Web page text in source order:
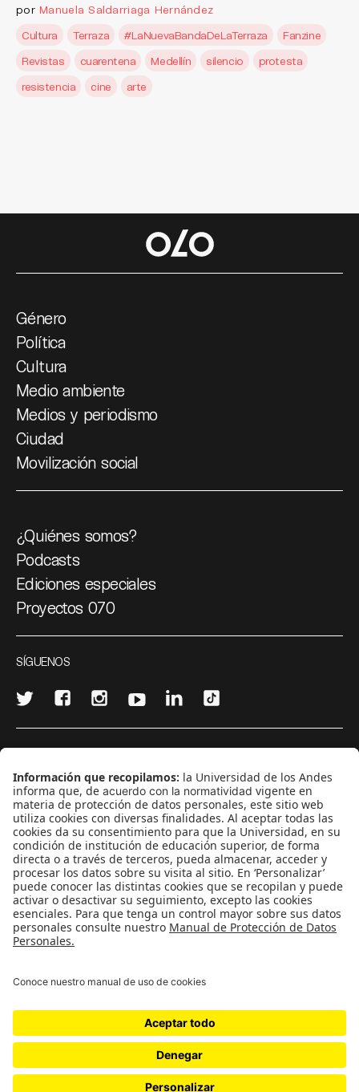
por Manuela Saldarriaga Hernández
Cultura
Terraza #LaNuevaBandaDeLaTerraza
Fanzine
Revistas
cuarentena Medellín silencio
protesta
resistencia
cine arte
Género
Política
Cultura
Medio ambiente
Medios y periodismo
Ciudad
Movilización social
¿Quiénes somos?
Podcasts
Ediciones especiales
Proyectos 070
SÍGUENOS
CONTÁCTANOS
cerosetenta@uniandes.edu.co
BOGOTÁ, COLOMBIA
NEWSLETTER